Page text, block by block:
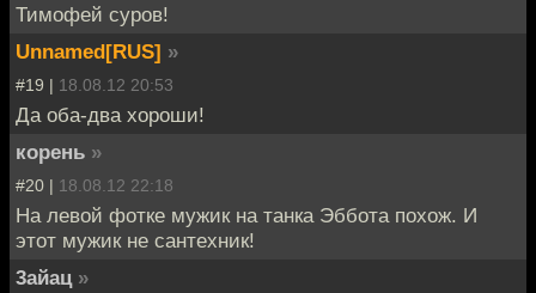
Тимофей суров!
Unnamed[RUS] »
#19 | 18.08.12 20:53
Да оба-два хороши!
корень »
#20 | 18.08.12 22:18
На левой фотке мужик на танка Эббота похож. И
этот мужик не сантехник!
3айац »